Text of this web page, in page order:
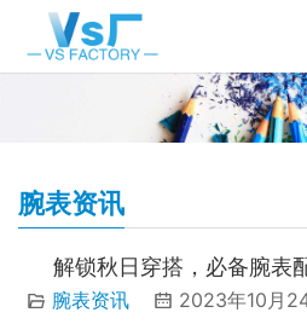
腕表资讯
解锁秋日穿搭，必备腕表
腕表资讯 2023年10月